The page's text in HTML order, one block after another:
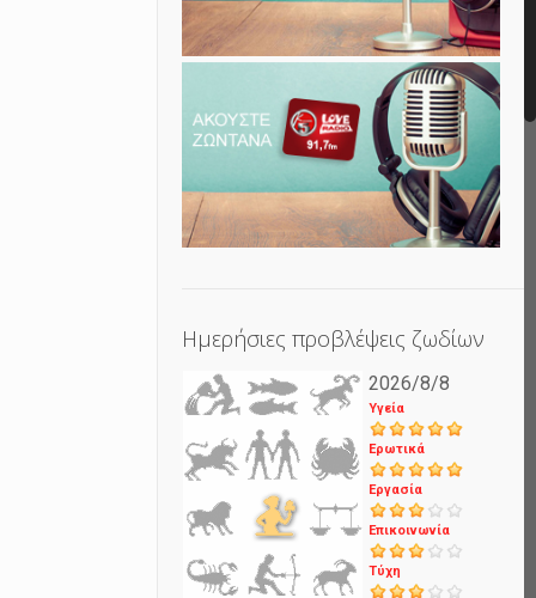
Ημερήσιες προβλέψεις ζωδίων
2026/8/8
Υγεία
Ερωτικά
Εργασία
Επικοινωνία
Τύχη